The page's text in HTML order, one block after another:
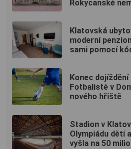
Rokycanské
Klatovská
moderní
sami pomocí
Konec
Fotbalisté v
nového hřiště
Stadion v
Olympiádu dětí
vyšla na 50